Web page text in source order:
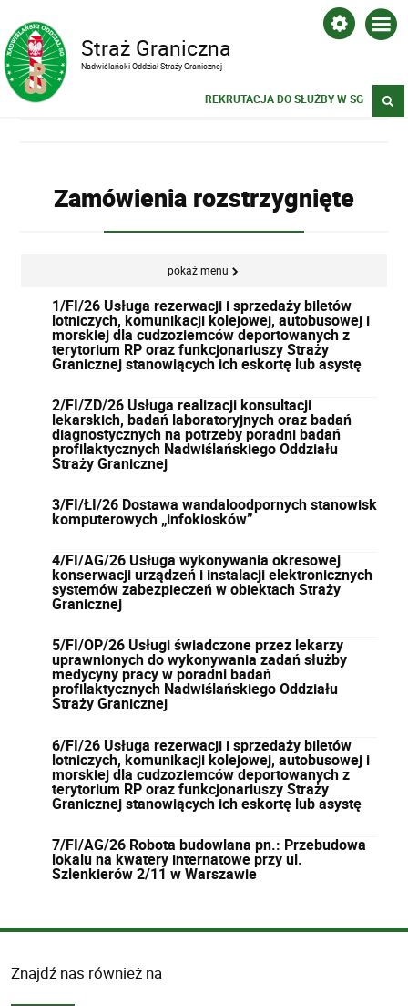
Straż Graniczna
Nadwiślański Oddział Straży Granicznej
REKRUTACJA DO SŁUŻBY W SG
Zamówienia rozstrzygnięte
pokaż menu
1/FI/26 Usługa rezerwacji i sprzedaży biletów
lotniczych, komunikacji kolejowej, autobusowej i
morskiej dla cudzoziemców deportowanych z
terytorium RP oraz funkcjonariuszy Straży
Granicznej stanowiących ich eskortę lub asystę
2/FI/ZD/26 Usługa realizacji konsultacji
lekarskich, badań laboratoryjnych oraz badań
diagnostycznych na potrzeby poradni badań
profilaktycznych Nadwiślańskiego Oddziału
Straży Granicznej
3/FI/ŁI/26 Dostawa wandaloodpornych stanowisk
komputerowych „infokiosków”
4/FI/AG/26 Usługa wykonywania okresowej
konserwacji urządzeń i instalacji elektronicznych
systemów zabezpieczeń w obiektach Straży
Granicznej
5/FI/OP/26 Usługi świadczone przez lekarzy
uprawnionych do wykonywania zadań służby
medycyny pracy w poradni badań
profilaktycznych Nadwiślańskiego Oddziału
Straży Granicznej
6/FI/26 Usługa rezerwacji i sprzedaży biletów
lotniczych, komunikacji kolejowej, autobusowej i
morskiej dla cudzoziemców deportowanych z
terytorium RP oraz funkcjonariuszy Straży
Granicznej stanowiących ich eskortę lub asystę
7/FI/AG/26 Robota budowlana pn.: Przebudowa
lokalu na kwatery internatowe przy ul.
Szlenkierów 2/11 w Warszawie
Znajdź nas również na